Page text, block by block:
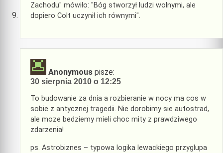
Zachodu" mówiło: "Bóg stworzył ludzi wolnymi, ale
dopiero Colt uczynił ich równymi".
Anonymous pisze:
30 sierpnia 2010 o 12:25
To budowanie za dnia a rozbieranie w nocy ma cos w
sobie z antycznej tragedii. Nie dorobimy sie autostrad,
ale moze bedziemy mieli choc mity z prawdziwego
zdarzenia!
ps. Astrobiznes – typowa logika lewackiego przyglupa